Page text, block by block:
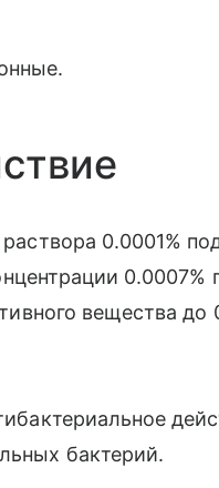
0.0001%
0.0007%
вещества до
бактерий.